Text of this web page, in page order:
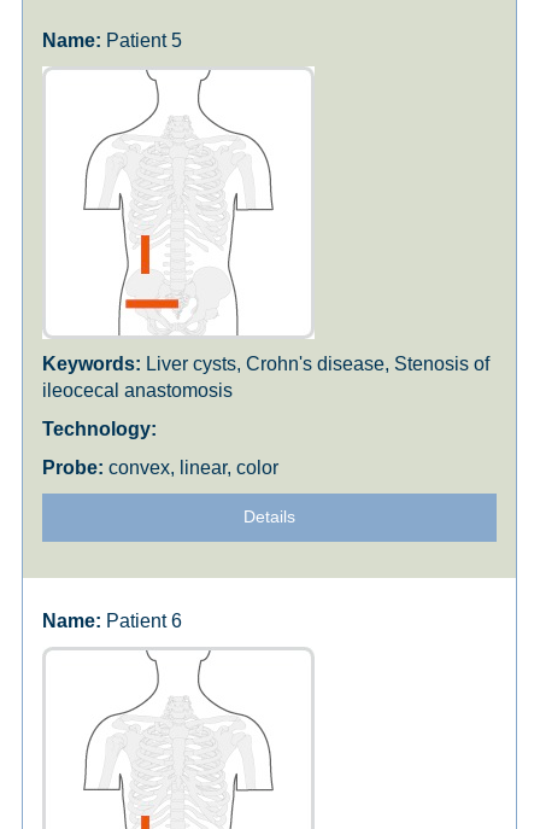
Patient 5
Liver cysts, Crohn's disease, Stenosis of
ileocecal anastomosis
convex, linear, color
Details
Patient 6